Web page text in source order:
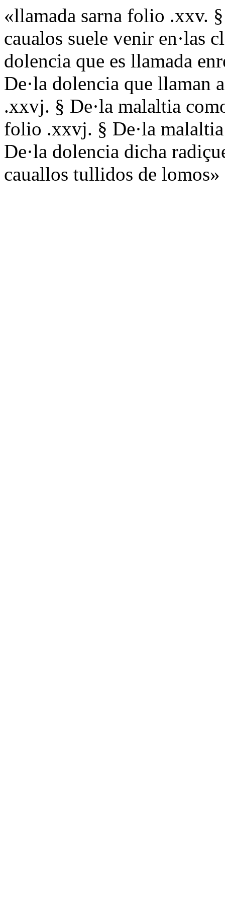
«llamada sarna folio .xxv.
caualos suele venir en·las
dolencia que es llamada
De·la dolencia que llaman
.xxvj. § De·la malaltia
folio .xxvj. § De·la
De·la dolencia dicha
cauallos tullidos de lomos»